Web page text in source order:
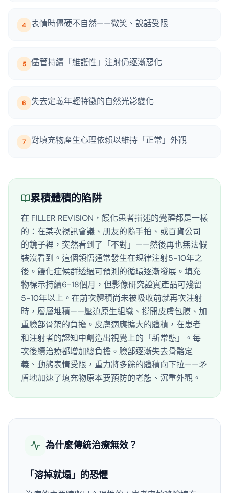
4 表情時僵硬不自然——微笑、說話受限
5 儘管持續「維護性」注射仍逐漸惡化
6 失去定義年輕特徵的自然光影變化
7 對填充物產生心理依賴以維持「正常」外觀
累積體積的陷阱
在 FILLER REVISION，饅化患者描述的覺醒都是一樣
的：在某次視訊會議、朋友的隨手拍、或百貨公司
的鏡子裡，突然看到了「不對」——然後再也無法假
裝沒看到。這個領悟通常發生在規律注射5-10年之
後。饅化症候群透過可預測的循環逐漸發展。填充
物標示持續6-18個月，但影像研究證實產品可殘留
5-10年以上。在前次體積尚未被吸收前就再次注射
時，層層堆積——壓迫原生組織、撐開皮膚包膜、加
重臉部骨架的負擔。皮膚適應擴大的體積，在患者
和注射者的認知中創造出視覺上的「新常態」。每
次後續治療都增加總負擔。臉部逐漸失去骨骼定
義、動態表情受限，重力將多餘的體積向下拉——矛
盾地加速了填充物原本要預防的老態、沉重外觀。
為什麼傳統治療無效？
「溶掉就塌」的恐懼